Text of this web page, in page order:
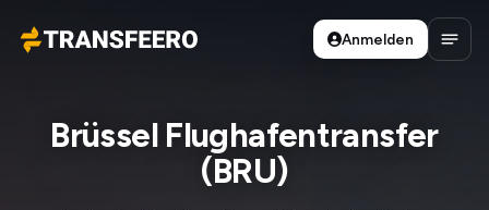
Transfeero
Anmelden
Brüssel Flughafentransfer
(BRU)